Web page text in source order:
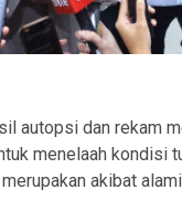
autopsi dan rekam
menelaah kondisi
akibat